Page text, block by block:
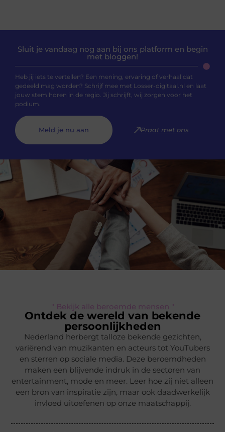
Sluit je vandaag nog aan bij ons platform en begin
met bloggen!
Heb jij iets te vertellen? Een mening, ervaring of verhaal dat
gedeeld mag worden? Schrijf mee met Losser-digitaal.nl en laat
jouw stem horen in de regio. Jij schrijft, wij zorgen voor het
podium.
Meld je nu aan Praat met ons
" Bekijk alle beroemde mensen "
Ontdek de wereld van bekende
persoonlijkheden
Nederland herbergt talloze bekende gezichten,
variërend van muzikanten en acteurs tot YouTubers
en sterren op sociale media. Deze beroemdheden
maken een blijvende indruk in de sectoren van
entertainment, mode en meer. Leer hoe zij niet alleen
een bron van inspiratie zijn, maar ook daadwerkelijk
invloed uitoefenen op onze maatschappij.